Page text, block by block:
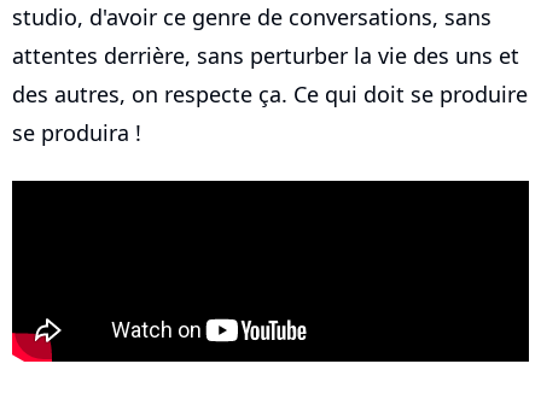
studio, d'avoir ce genre de conversations, sans
attentes derrière, sans perturber la vie des uns et
des autres, on respecte ça. Ce qui doit se produire
se produira !